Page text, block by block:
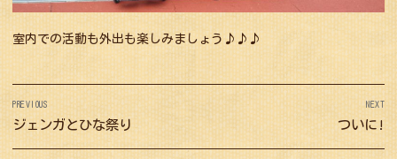
室内での活動も外出も楽しみましょう♪♪♪
投
稿
ナ
PREVIOUS
Previous
post:
ジェンガとひな祭り
NEXT
Next
post:
ついに!